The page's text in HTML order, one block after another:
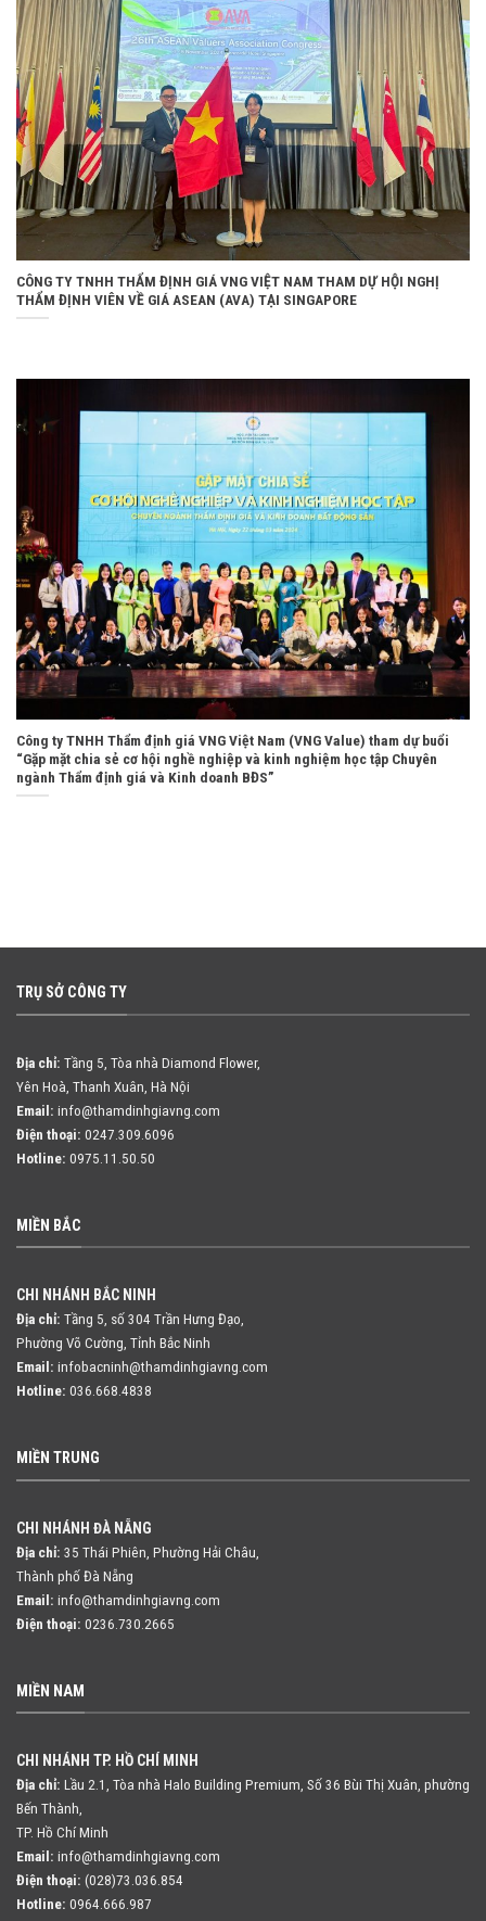
CÔNG TY TNHH THẨM ĐỊNH GIÁ VNG VIỆT NAM THAM DỰ HỘI NGHỊ
THẨM ĐỊNH VIÊN VỀ GIÁ ASEAN (AVA) TẠI SINGAPORE
Công ty TNHH Thẩm định giá VNG Việt Nam (VNG Value) tham dự buổi
“Gặp mặt chia sẻ cơ hội nghề nghiệp và kinh nghiệm học tập Chuyên
ngành Thẩm định giá và Kinh doanh BĐS”
TRỤ SỞ CÔNG TY
Địa chỉ: Tầng 5, Tòa nhà Diamond Flower,
Yên Hoà, Thanh Xuân, Hà Nội
Email: info@thamdinhgiavng.com
Điện thoại: 0247.309.6096
Hotline: 0975.11.50.50
MIỀN BẮC
CHI NHÁNH BẮC NINH
Địa chỉ: Tầng 5, số 304 Trần Hưng Đạo,
Phường Võ Cường, Tỉnh Bắc Ninh
Email: infobacninh@thamdinhgiavng.com
Hotline: 036.668.4838
MIỀN TRUNG
CHI NHÁNH ĐÀ NẴNG
Địa chỉ: 35 Thái Phiên, Phường Hải Châu,
Thành phố Đà Nẵng
Email: info@thamdinhgiavng.com
Điện thoại: 0236.730.2665
MIỀN NAM
CHI NHÁNH TP. HỒ CHÍ MINH
Địa chỉ: Lầu 2.1, Tòa nhà Halo Building Premium, Số 36 Bùi Thị Xuân, phường
Bến Thành,
TP. Hồ Chí Minh
Email: info@thamdinhgiavng.com
Điện thoại: (028)73.036.854
Hotline: 0964.666.987